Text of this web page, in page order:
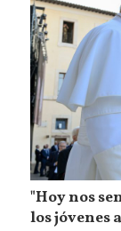
"Hoy nos
los jóvenes